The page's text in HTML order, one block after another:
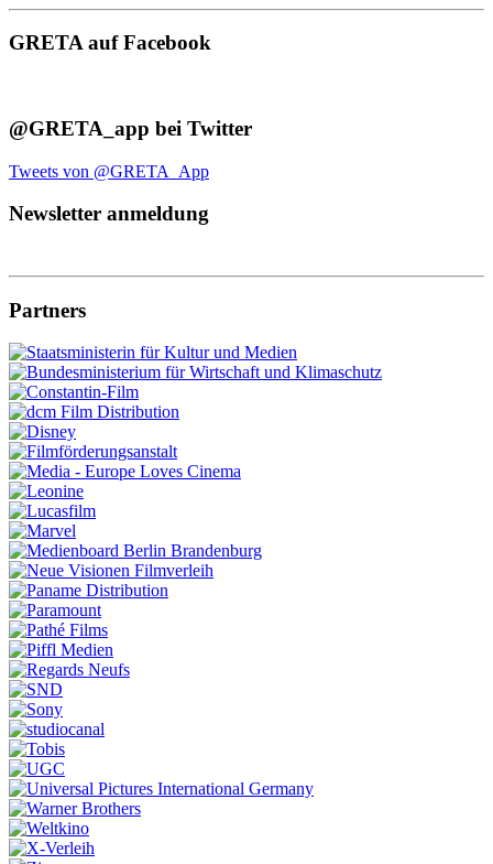
GRETA auf Facebook
@GRETA_app bei Twitter
Tweets von @GRETA_App
Newsletter anmeldung
Partners